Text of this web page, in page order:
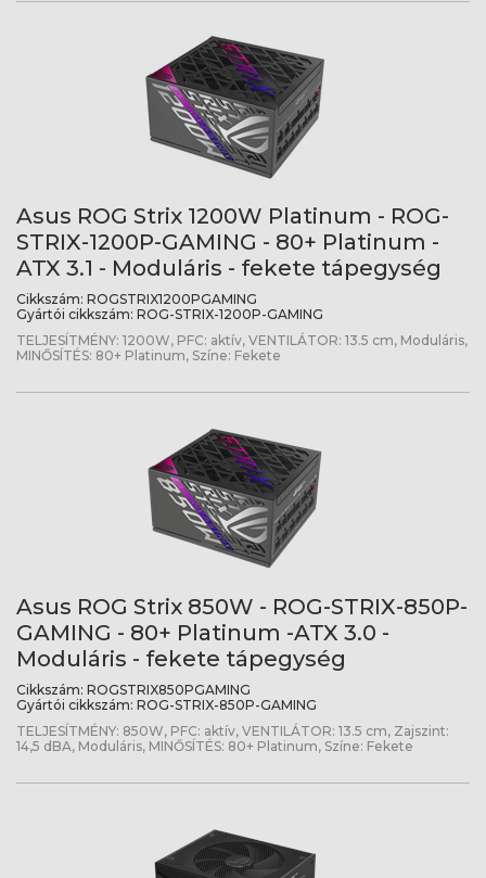
Asus ROG Strix 1200W Platinum - ROG-
STRIX-1200P-GAMING - 80+ Platinum -
ATX 3.1 - Moduláris - fekete tápegység
Cikkszám: ROGSTRIX1200PGAMING
Gyártói cikkszám: ROG-STRIX-1200P-GAMING
TELJESÍTMÉNY: 1200W, PFC: aktív, VENTILÁTOR: 13.5 cm, Moduláris,
MINŐSÍTÉS: 80+ Platinum, Színe: Fekete
Asus ROG Strix 850W - ROG-STRIX-850P-
GAMING - 80+ Platinum -ATX 3.0 -
Moduláris - fekete tápegység
Cikkszám: ROGSTRIX850PGAMING
Gyártói cikkszám: ROG-STRIX-850P-GAMING
TELJESÍTMÉNY: 850W, PFC: aktív, VENTILÁTOR: 13.5 cm, Zajszint:
14,5 dBA, Moduláris, MINŐSÍTÉS: 80+ Platinum, Színe: Fekete